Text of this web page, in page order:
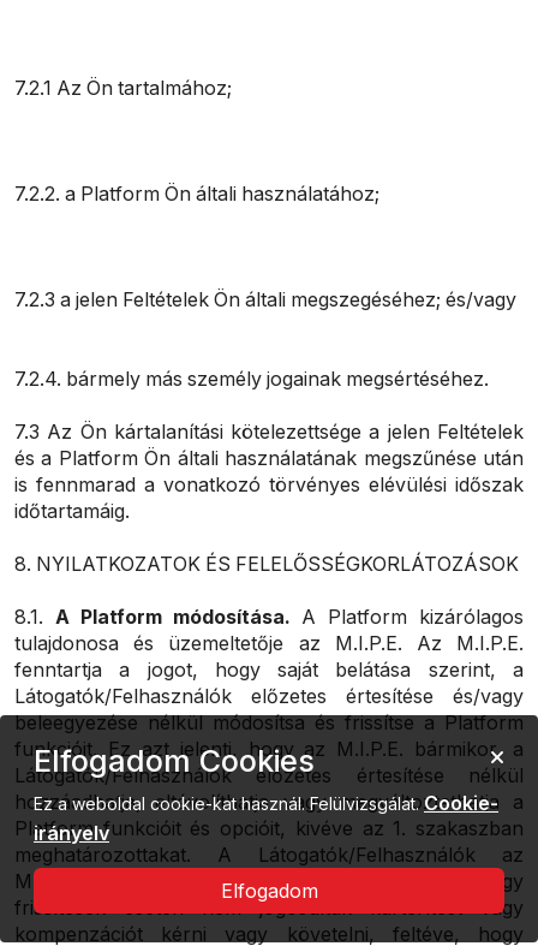
7.2.1 Az Ön tartalmához;
7.2.2. a Platform Ön általi használatához;
7.2.3 a jelen Feltételek Ön általi megszegéséhez; és/vagy
7.2.4. bármely más személy jogainak megsértéséhez.
7.3 Az Ön kártalanítási kötelezettsége a jelen Feltételek
és a Platform Ön általi használatának megszűnése után
is fennmarad a vonatkozó törvényes elévülési időszak
időtartamáig.
8. NYILATKOZATOK ÉS FELELŐSSÉGKORLÁTOZÁSOK
8.1. A Platform módosítása. A Platform kizárólagos
tulajdonosa és üzemeltetője az M.I.P.E. Az M.I.P.E.
fenntartja a jogot, hogy saját belátása szerint, a
Látogatók/Felhasználók előzetes értesítése és/vagy
beleegyezése nélkül módosítsa és frissítse a Platform
funkcióit. Ez azt jelenti, hogy az M.I.P.E. bármikor, a
Látogatók/Felhasználók előzetes értesítése nélkül
hozzáadhatja, eltávolíthatja vagy megváltoztathatja a
Platform funkcióit és opcióit, kivéve az 1. szakaszban
meghatározottakat. A Látogatók/Felhasználók az
M.I.P.E. által végrehajtott ilyen változtatások vagy
frissítések esetén nem jogosultak kártérítést vagy
kompenzációt kérni vagy követelni, feltéve, hogy
Elfogadom Cookies
Ez a weboldal cookie-kat használ. Felülvizsgálat.Cookie-
irányelv
Elfogadom